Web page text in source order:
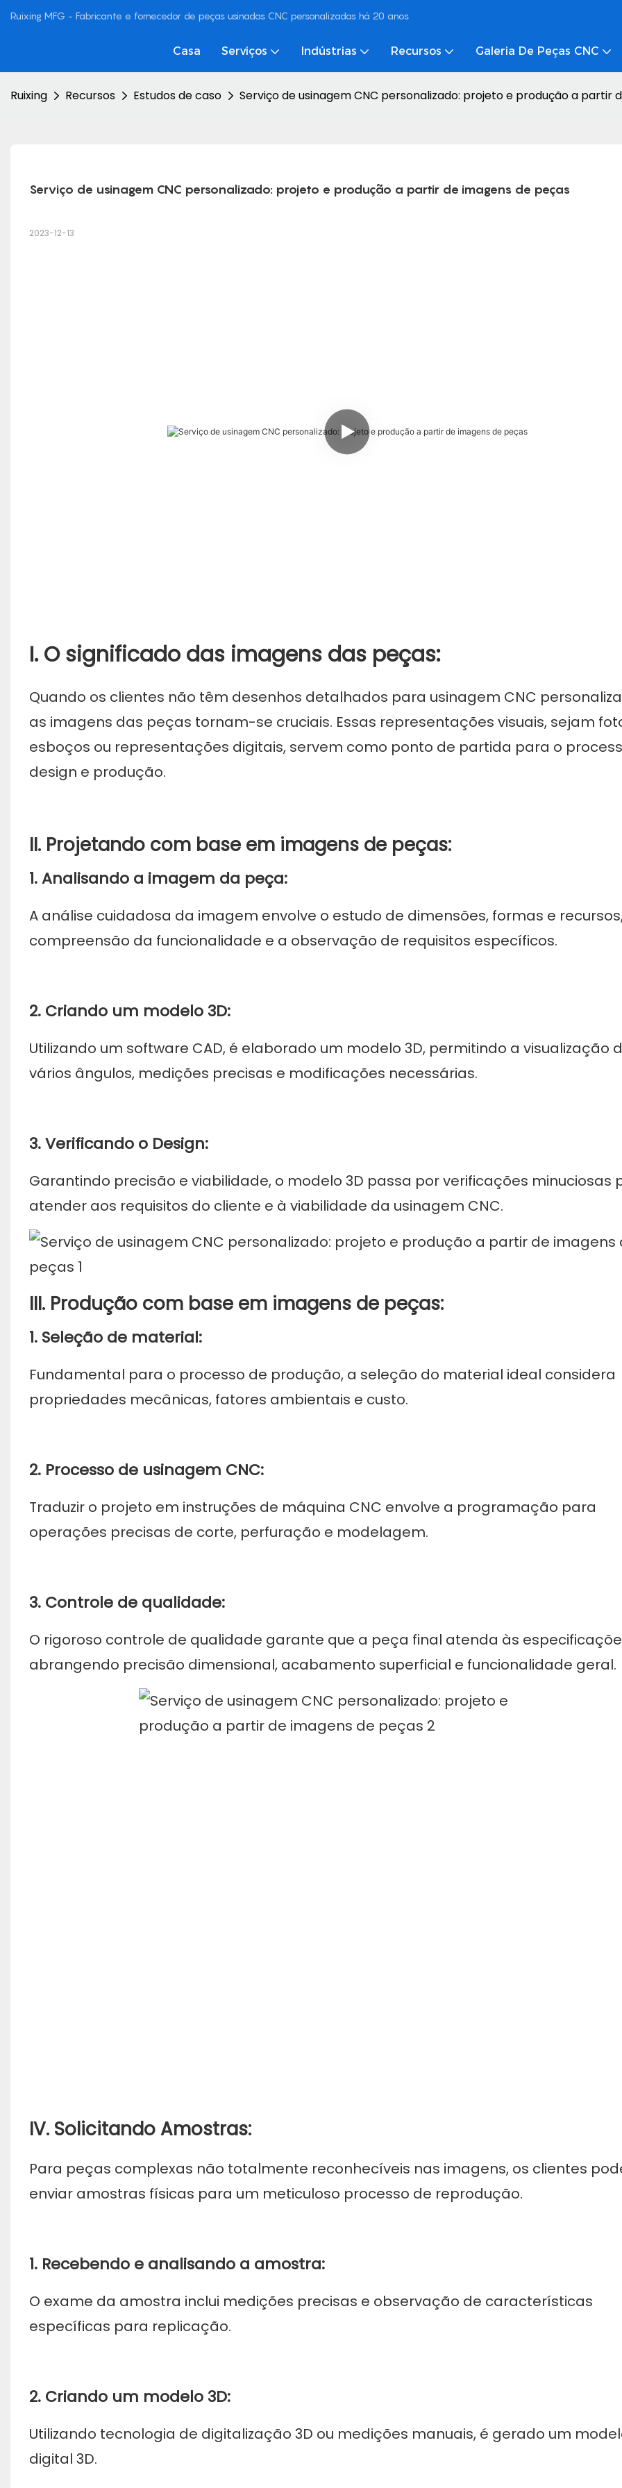
Ruixing MFG - Fabricante e fornecedor de peças usinadas CNC personalizadas há 20 anos
Casa Serviços Indústrias Recursos Galeria De Peças CNC
Ruixing Recursos Estudos de caso Serviço de usinagem CNC personalizado: projeto e produção a partir
Serviço de usinagem CNC personalizado: projeto e produção a partir de imagens de peças
2023-12-13
I. O significado das imagens das peças:
Quando os clientes não têm desenhos detalhados para usinagem CNC
as imagens das peças tornam-se cruciais. Essas representações visuais, sejam
esboços ou representações digitais, servem como ponto de partida para o
design e produção.
II. Projetando com base em imagens de peças:
1. Analisando a imagem da peça:
A análise cuidadosa da imagem envolve o estudo de dimensões, formas e
compreensão da funcionalidade e a observação de requisitos específicos.
2. Criando um modelo 3D:
Utilizando um software CAD, é elaborado um modelo 3D, permitindo a visualização
vários ângulos, medições precisas e modificações necessárias.
3. Verificando o Design:
Garantindo precisão e viabilidade, o modelo 3D passa por verificações minuciosas
atender aos requisitos do cliente e à viabilidade da usinagem CNC.
III. Produção com base em imagens de peças:
1. Seleção de material:
Fundamental para o processo de produção, a seleção do material ideal considera
propriedades mecânicas, fatores ambientais e custo.
2. Processo de usinagem CNC:
Traduzir o projeto em instruções de máquina CNC envolve a programação para
operações precisas de corte, perfuração e modelagem.
3. Controle de qualidade:
O rigoroso controle de qualidade garante que a peça final atenda às
abrangendo precisão dimensional, acabamento superficial e funcionalidade geral.
IV. Solicitando Amostras:
Para peças complexas não totalmente reconhecíveis nas imagens, os clientes
enviar amostras físicas para um meticuloso processo de reprodução.
1. Recebendo e analisando a amostra:
O exame da amostra inclui medições precisas e observação de características
específicas para replicação.
2. Criando um modelo 3D:
Utilizando tecnologia de digitalização 3D ou medições manuais, é gerado um
digital 3D.